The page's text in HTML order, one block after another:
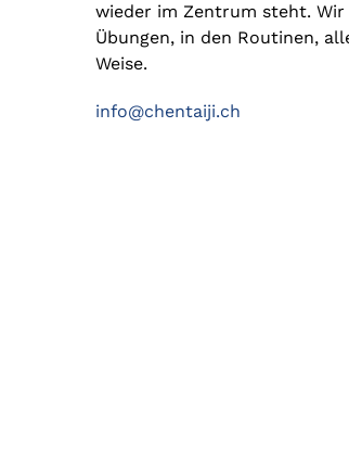
wieder im Zentrum steht.
Übungen, in den Routinen,
Weise.
info@chentaiji.ch